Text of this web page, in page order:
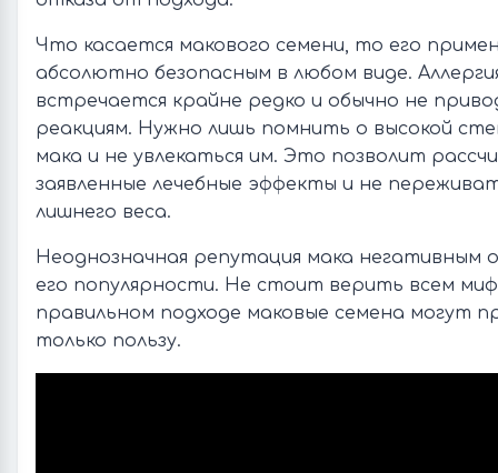
Что касается макового семени, то его
абсолютно безопасным в любом виде.
встречается крайне редко и обычно не
реакциям. Нужно лишь помнить о высокой
мака и не увлекаться им. Это позволит
заявленные лечебные эффекты и не
лишнего веса.
Неоднозначная репутация мака негативным
его популярности. Не стоит верить всем
правильном подходе маковые семена могут
только пользу.